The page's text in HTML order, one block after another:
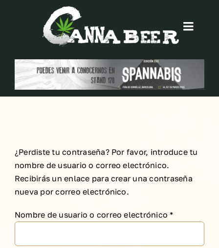
Quienes somos
Contacto
WooCommerce Cart
¿Perdiste tu contraseña? Por favor, introduce tu
nombre de usuario o correo electrónico.
Recibirás un enlace para crear una contraseña
nueva por correo electrónico.
Nombre de usuario o correo electrónico *Obligatorio